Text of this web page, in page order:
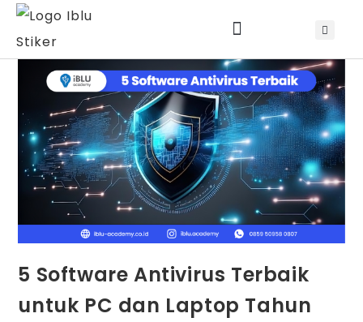
5 Software Antivirus Terbaik
untuk PC dan Laptop Tahun